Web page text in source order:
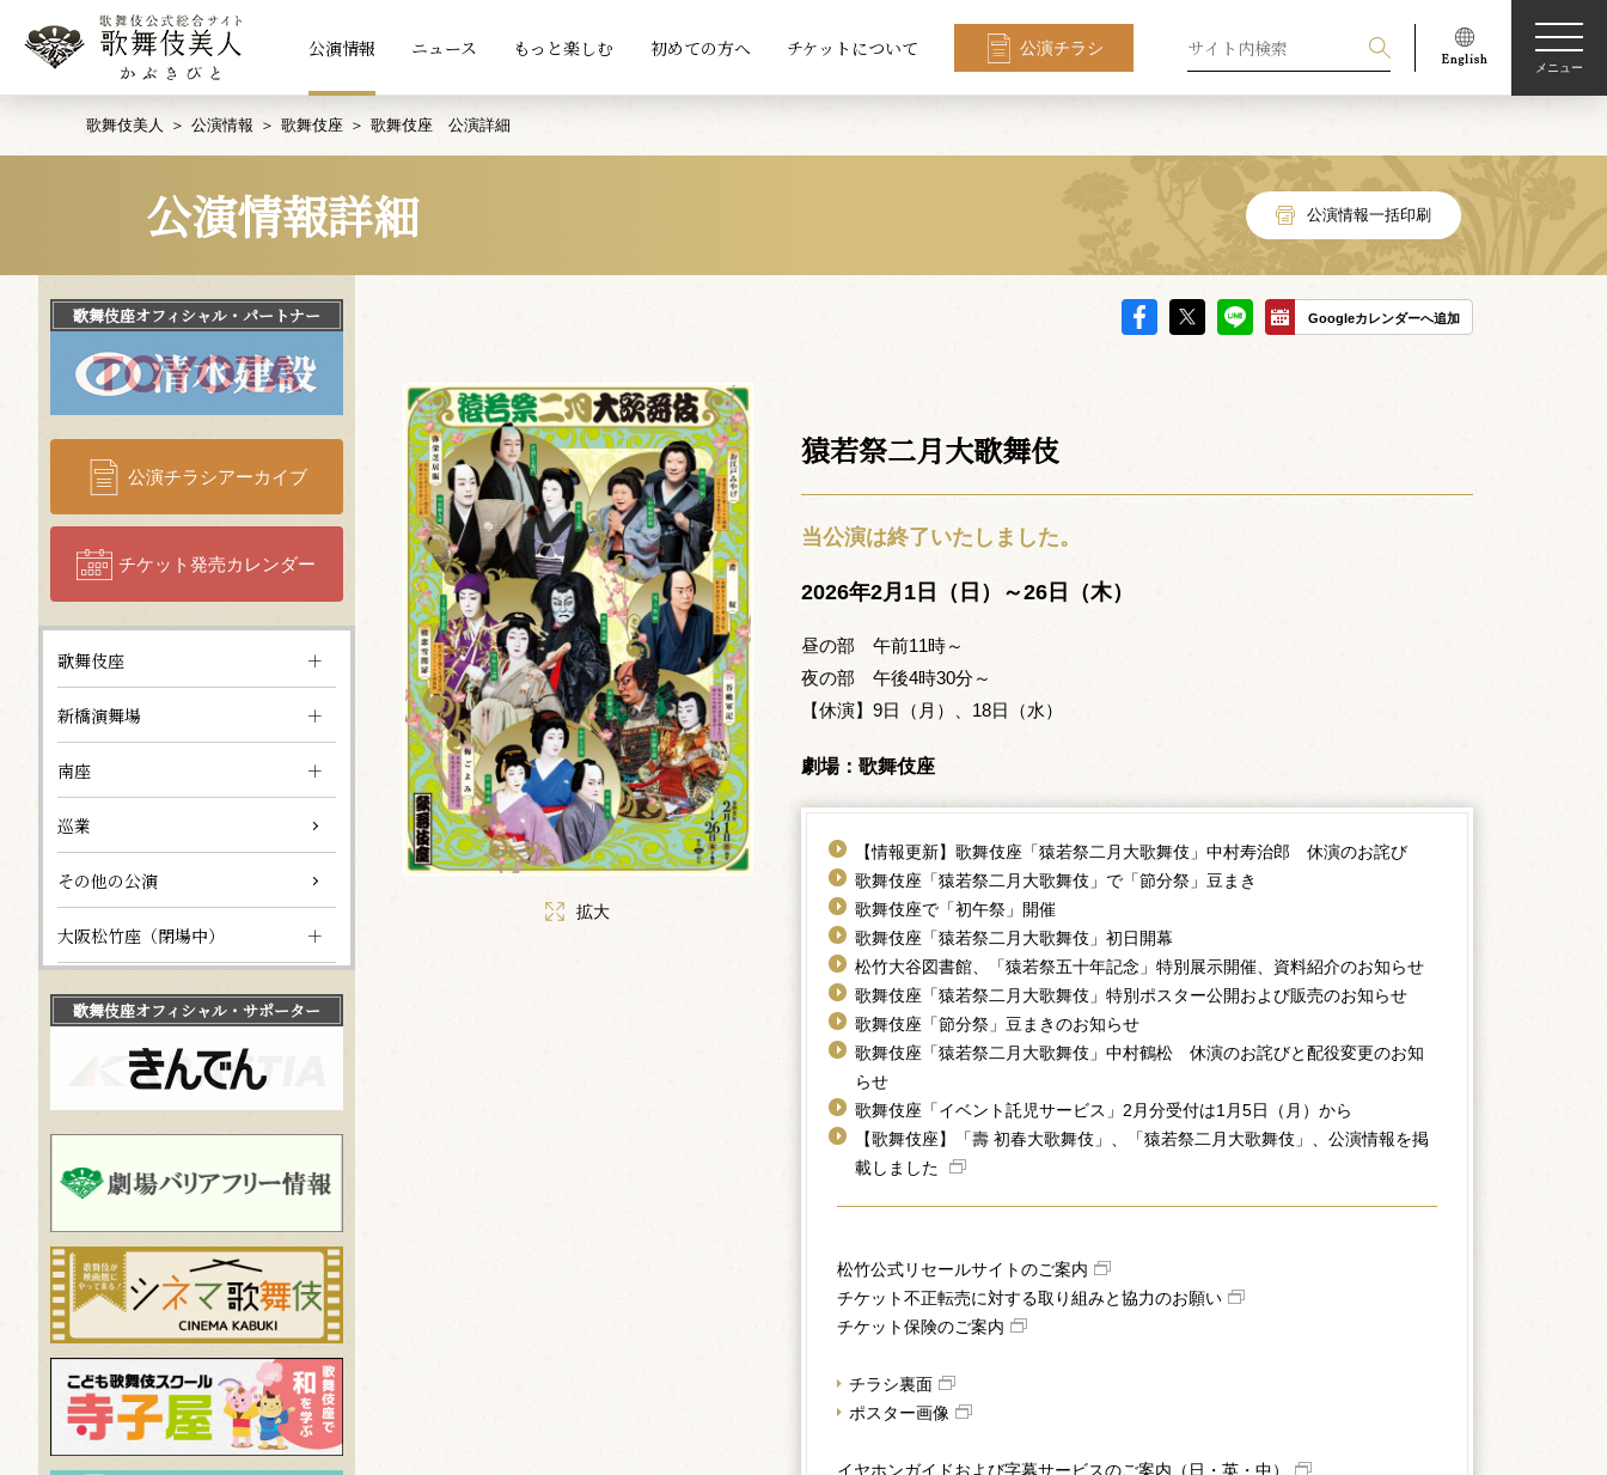
公演情報 ニュース もっと楽しむ 初めての方へ チケットについて 公演チラシ
メニュー
歌舞伎美人 公演情報 歌舞伎座 歌舞伎座 公演詳細
公演情報詳細 公演情報一括印刷
Googleカレンダーへ追加
拡大
猿若祭二月大歌舞伎
当公演は終了いたしました。
2026年2月1日（日）～26日（木）
昼の部 午前11時～
夜の部 午後4時30分～
【休演】9日（月）、18日（水）
劇場：歌舞伎座
【情報更新】歌舞伎座「猿若祭二月大歌舞伎」中村寿治郎 休演のお詫び
歌舞伎座「猿若祭二月大歌舞伎」で「節分祭」豆まき
歌舞伎座で「初午祭」開催
歌舞伎座「猿若祭二月大歌舞伎」初日開幕
松竹大谷図書館、「猿若祭五十年記念」特別展示開催、資料紹介のお知らせ
歌舞伎座「猿若祭二月大歌舞伎」特別ポスター公開および販売のお知らせ
歌舞伎座「節分祭」豆まきのお知らせ
歌舞伎座「猿若祭二月大歌舞伎」中村鶴松 休演のお詫びと配役変更のお知
らせ
歌舞伎座「イベント託児サービス」2月分受付は1月5日（月）から
【歌舞伎座】「壽 初春大歌舞伎」、「猿若祭二月大歌舞伎」、公演情報を掲
載しました
松竹公式リセールサイトのご案内
チケット不正転売に対する取り組みと協力のお願い
チケット保険のご案内
チラシ裏面
ポスター画像
イヤホンガイドおよび字幕サービスのご案内（日・英・中）
歌舞伎座オフィシャル・パートナー
公演チラシアーカイブ
チケット発売カレンダー
歌舞伎座
新橋演舞場
南座
巡業
その他の公演
大阪松竹座（閉場中）
歌舞伎座オフィシャル・サポーター